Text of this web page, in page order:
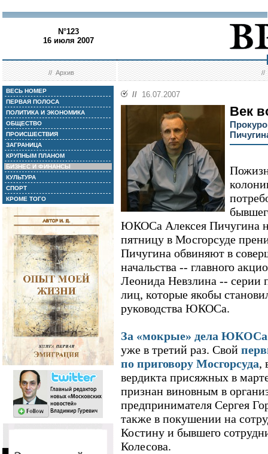
N°123
16 июля 2007
//Архив //
ВЕСЬ НОМЕР
ПЕРВАЯ ПОЛОСА
ПОЛИТИКА И ЭКОНОМИКА
ОБЩЕСТВО
ПРОИСШЕСТВИЯ
ЗАГРАНИЦА
КРУПНЫМ ПЛАНОМ
БИЗНЕС И ФИНАНСЫ
КУЛЬТУРА
СПОРТ
КРОМЕ ТОГО
// 16.07.2007
Век
ЮКОСа Алексея Пичугина
пятницу в Мосгорсуде
Пичугина обвиняют в
начальства -- главного
Леонида Невзлина -- серии
лиц, которые якобы
руководства ЮКОСа.
За «мокрые» дела ЮКОСа
уже в третий раз. Свой
по приговору Мосгорсуда,
вердикта присяжных в
признан виновным в
предпринимателя Сергея
также в покушении на
Костину и бывшего
Колесова.